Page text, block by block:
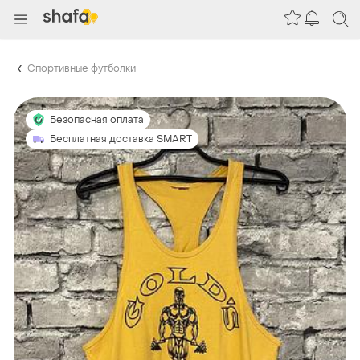
Спортивные футболки
Безопасная оплата
Бесплатная доставка SMART